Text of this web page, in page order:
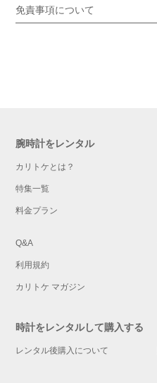
免責事項について
腕時計をレンタル
カリトケとは？
特集一覧
料金プラン
Q&A
利用規約
カリトケ マガジン
時計をレンタルして購入する
レンタル後購入について